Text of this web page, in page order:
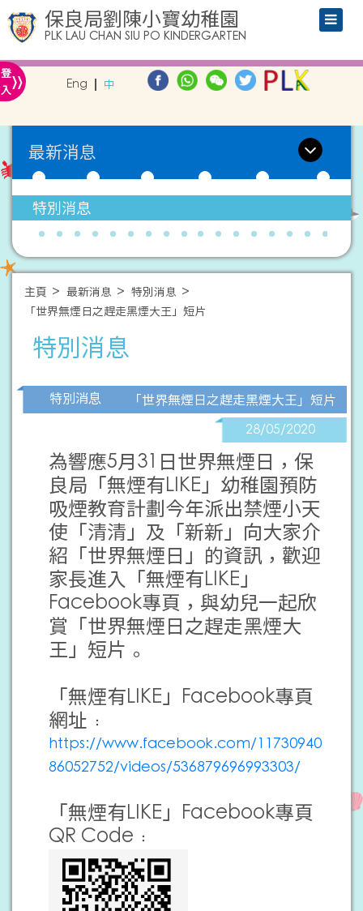
保良局劉陳小寶幼稚園
PLK LAU CHAN SIU PO KINDERGARTEN
登
入» Eng 中
最新消息
特別消息
主頁 最新消息
特別消息
「世界無煙日之趕走黑煙大王」短片
特別消息
特別消息
「世界無煙日之趕走黑煙大王」短片
28/05/2020
為響應5月31日世界無煙日，保
良局「無煙有LIKE」幼稚園預防
吸煙教育計劃今年派出禁煙小天
使「清清」及「新新」向大家介
紹「世界無煙日」的資訊，歡迎
家長進入「無煙有LIKE」
Facebook專頁，與幼兒一起欣
賞「世界無煙日之趕走黑煙大
王」短片。
「無煙有LIKE」Facebook專頁
網址﹕
https://www.facebook.com/11730940
86052752/videos/536879696993303/
「無煙有LIKE」Facebook專頁
QR Code﹕